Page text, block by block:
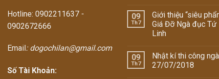
Hotline: 0902211637 -
0902672666
Email : dogochilan@gmail.com
Số Tài Khoản:
09
Th7
Giới thiệu “siêu
Giá Đỡ Ngà đục Tứ
Linh
09
Th7
Nhật kí thi công
27/07/2018